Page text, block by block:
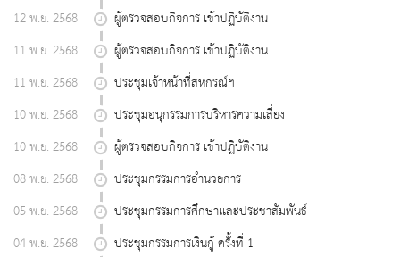
12 พ.ย. 2568
ผู้ตรวจสอบกิจการ เข้าปฏิบัติงาน
11 พ.ย. 2568
ผู้ตรวจสอบกิจการ เข้าปฏิบัติงาน
11 พ.ย. 2568
ประชุมเจ้าหน้าที่สหกรณ์ฯ
10 พ.ย. 2568
ประชุมอนุกรรมการบริหารความเสี่ยง
10 พ.ย. 2568
ผู้ตรวจสอบกิจการ เข้าปฏิบัติงาน
08 พ.ย. 2568
ประชุมกรรมการอำนวยการ
05 พ.ย. 2568
ประชุมกรรมการศึกษาเเละประชาสัมพันธ์
04 พ.ย. 2568
ประชุมกรรมการเงินกู้ ครั้งที่ 1